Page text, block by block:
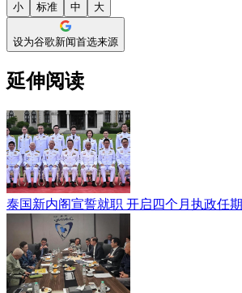
小 标准 中 大
设为谷歌新闻首选来源
延伸阅读
泰国新内阁宣誓就职 开启四个月执政任期